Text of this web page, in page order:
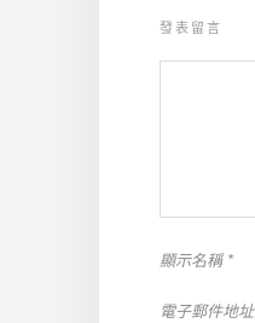
發表留言
顯示名稱 *
電子郵件地址